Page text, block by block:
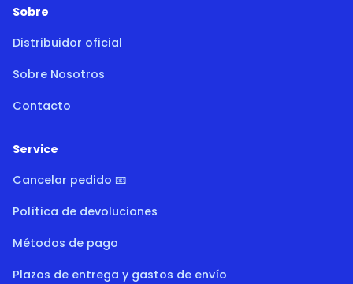
Sobre
Distribuidor oficial
Sobre Nosotros
Contacto
Service
Cancelar pedido 📧
Política de devoluciones
Métodos de pago
Plazos de entrega y gastos de envío